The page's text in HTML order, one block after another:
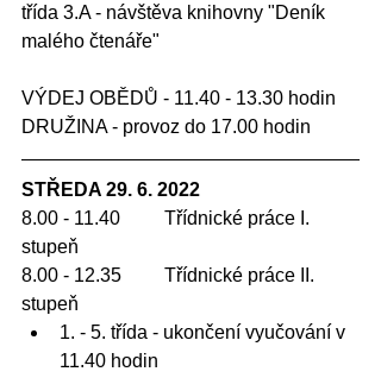
třída 3.A - návštěva knihovny "Deník
malého čtenáře"
VÝDEJ OBĚDŮ - 11.40 - 13.30 hodin
DRUŽINA - provoz do 17.00 hodin
STŘEDA 29. 6. 2022
8.00 - 11.40 	Třídnické práce I.
stupeň
8.00 - 12.35	Třídnické práce II.
stupeň
1. - 5. třída - ukončení vyučování v
11.40 hodin